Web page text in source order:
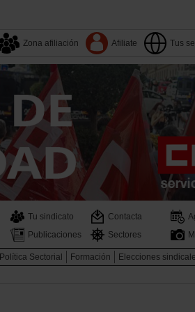
Zona afiliación Afiliate Tus
Tu sindicato Contacta
Publicaciones
Sectores
Política Sectorial Formación Elecciones